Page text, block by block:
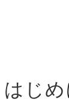
はじ